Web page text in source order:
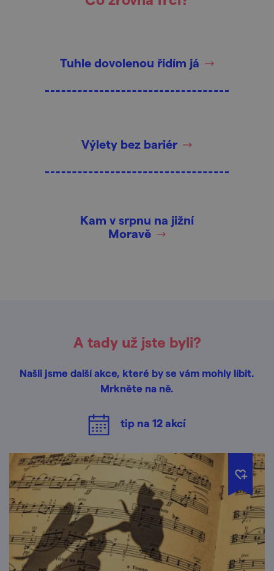
Tuhle dovolenou řídím já
Výlety bez bariér
Kam v srpnu na jižní
Moravě
A tady už jste byli?
Našli jsme další akce, které by se vám mohly líbit.
Mrkněte na ně.
tip na 12akcí